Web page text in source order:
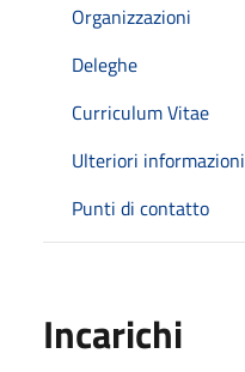
Organizzazioni
Deleghe
Curriculum Vitae
Ulteriori informazioni
Punti di contatto
Incarichi